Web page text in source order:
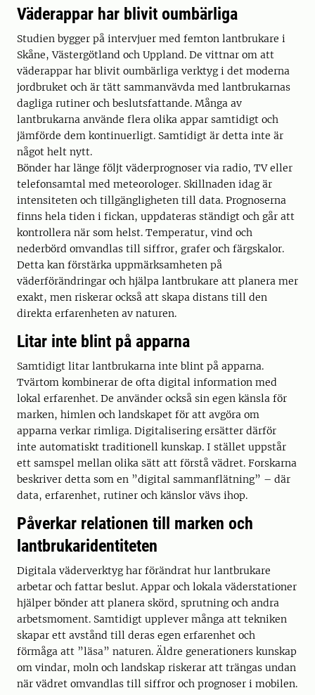
Väderappar har blivit oumbärliga
Studien bygger på intervjuer med femton lantbrukare i
Skåne, Västergötland och Uppland. De vittnar om att
väderappar har blivit oumbärliga verktyg i det moderna
jordbruket och är tätt sammanvävda med lantbrukarnas
dagliga rutiner och beslutsfattande. Många av
lantbrukarna använde flera olika appar samtidigt och
jämförde dem kontinuerligt. Samtidigt är detta inte är
något helt nytt.
Bönder har länge följt väderprognoser via radio, TV eller
telefonsamtal med meteorologer. Skillnaden idag är
intensiteten och tillgängligheten till data. Prognoserna
finns hela tiden i fickan, uppdateras ständigt och går att
kontrollera när som helst. Temperatur, vind och
nederbörd omvandlas till siffror, grafer och färgskalor.
Detta kan förstärka uppmärksamheten på
väderförändringar och hjälpa lantbrukare att planera mer
exakt, men riskerar också att skapa distans till den
direkta erfarenheten av naturen.
Litar inte blint på apparna
Samtidigt litar lantbrukarna inte blint på apparna.
Tvärtom kombinerar de ofta digital information med
lokal erfarenhet. De använder också sin egen känsla för
marken, himlen och landskapet för att avgöra om
apparna verkar rimliga. Digitalisering ersätter därför
inte automatiskt traditionell kunskap. I stället uppstår
ett samspel mellan olika sätt att förstå vädret. Forskarna
beskriver detta som en ”digital sammanflätning” – där
data, erfarenhet, rutiner och känslor vävs ihop.
Påverkar relationen till marken och
lantbrukaridentiteten
Digitala väderverktyg har förändrat hur lantbrukare
arbetar och fattar beslut. Appar och lokala väderstationer
hjälper bönder att planera skörd, sprutning och andra
arbetsmoment. Samtidigt upplever många att tekniken
skapar ett avstånd till deras egen erfarenhet och
förmåga att ”läsa” naturen. Äldre generationers kunskap
om vindar, moln och landskap riskerar att trängas undan
när vädret omvandlas till siffror och prognoser i mobilen.